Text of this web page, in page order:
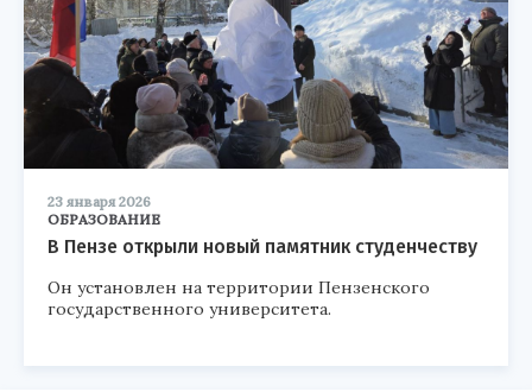
23 января 2026
ОБРАЗОВАНИЕ
В Пензе открыли новый памятник студенчеству
Он установлен на территории Пензенского
государственного университета.